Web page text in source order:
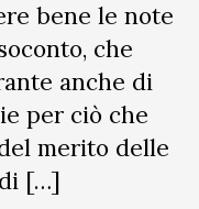
bene le note
che
anche di
per ciò che
merito delle
di […]